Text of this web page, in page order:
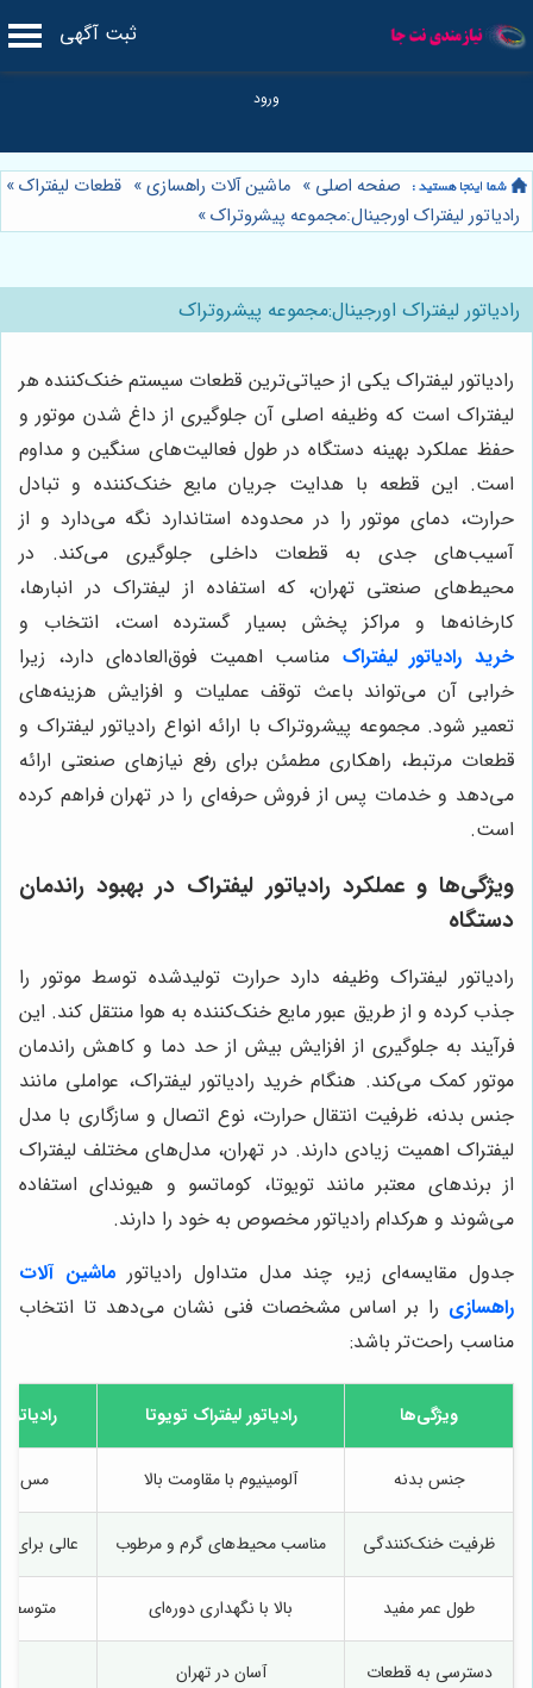
ثبت آگهی
صفحه اصلی » ماشین آلات راهسازی» قطعات لیفتراک»
رادیاتور لیفتراک اورجینال:مجموعه پیشروتراک»
رادیاتور لیفتراک اورجینال:مجموعه پیشروتراک
رادیاتور لیفتراک یکی از حیاتی‌ترین قطعات سیستم خنک‌کننده هر
لیفتراک است که وظیفه اصلی آن جلوگیری از داغ شدن موتور و
حفظ عملکرد بهینه دستگاه در طول فعالیت‌های سنگین و مداوم
است. این قطعه با هدایت جریان مایع خنک‌کننده و تبادل
حرارت، دمای موتور را در محدوده استاندارد نگه می‌دارد و از
آسیب‌های جدی به قطعات داخلی جلوگیری می‌کند. در
محیط‌های صنعتی تهران، که استفاده از لیفتراک در انبارها،
کارخانه‌ها و مراکز پخش بسیار گسترده است، انتخاب و
خرید رادیاتور لیفتراک مناسب اهمیت فوق‌العاده‌ای دارد، زیرا
خرابی آن می‌تواند باعث توقف عملیات و افزایش هزینه‌های
تعمیر شود. مجموعه پیشروتراک با ارائه انواع رادیاتور لیفتراک و
قطعات مرتبط، راهکاری مطمئن برای رفع نیازهای صنعتی ارائه
می‌دهد و خدمات پس از فروش حرفه‌ای را در تهران فراهم کرده
است.
ویژگی‌ها و عملکرد رادیاتور لیفتراک در بهبود راندمان
دستگاه
رادیاتور لیفتراک وظیفه دارد حرارت تولیدشده توسط موتور را
جذب کرده و از طریق عبور مایع خنک‌کننده به هوا منتقل کند. این
فرآیند به جلوگیری از افزایش بیش از حد دما و کاهش راندمان
موتور کمک می‌کند. هنگام خرید رادیاتور لیفتراک، عواملی مانند
جنس بدنه، ظرفیت انتقال حرارت، نوع اتصال و سازگاری با مدل
لیفتراک اهمیت زیادی دارند. در تهران، مدل‌های مختلف لیفتراک
از برندهای معتبر مانند تویوتا، کوماتسو و هیوندای استفاده
می‌شوند و هرکدام رادیاتور مخصوص به خود را دارند.
جدول مقایسه‌ای زیر، چند مدل متداول رادیاتور ماشین آلات
راهسازی را بر اساس مشخصات فنی نشان می‌دهد تا انتخاب
مناسب راحت‌تر باشد:
ویژگی‌ها رادیاتور لیفتراک تویوتا
جنس بدنه آلومینیوم با مقاومت بالا مس با
ظرفیت خنک‌کنندگی مناسب محیط‌های گرم و مرطوب عالی برای
طول عمر مفید بالا با نگهداری دوره‌ای متوسط
دسترسی به قطعات آسان در تهران